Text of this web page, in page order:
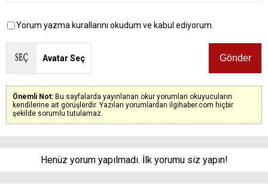
Yorum yazma kurallarını okudum ve kabul ediyorum.
Avatar Seç
Önemli Not: Bu sayfalarda yayınlanan okur yorumları okuyucuların
kendilerine ait görüşlerdir. Yazılan yorumlardan ilgihaber.com hiçbir
şekilde sorumlu tutulamaz.
Henüz yorum yapılmadı. İlk yorumu siz yapın!